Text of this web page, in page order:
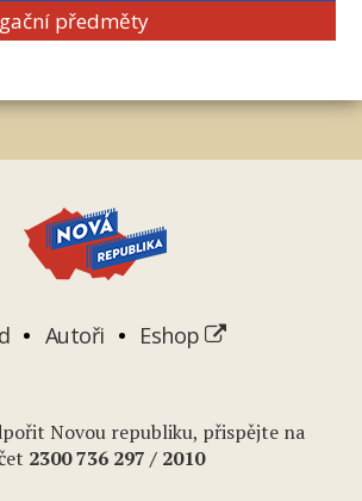
předměty
Autoři Eshop
Novou republiku, přispějte na
2300 736 297 / 2010